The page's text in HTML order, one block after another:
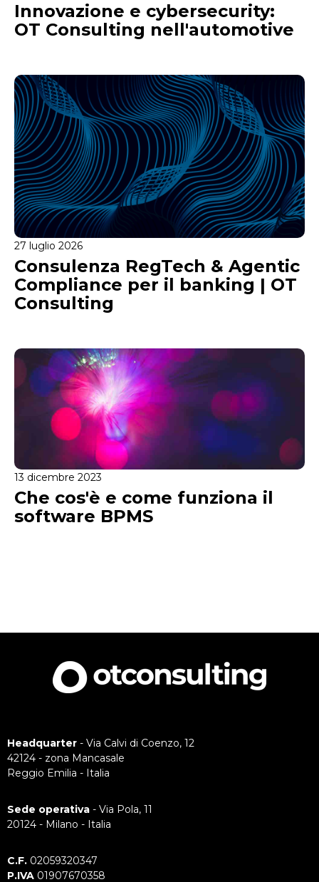
Innovazione e cybersecurity:
OT Consulting nell'automotive
27 luglio 2026
Consulenza RegTech & Agentic
Compliance per il banking | OT
Consulting
13 dicembre 2023
Che cos'è e come funziona il
software BPMS
Headquarter - Via Calvi di Coenzo, 12
42124 - zona Mancasale
Reggio Emilia - Italia
Sede operativa - Via Pola, 11
20124 - Milano - Italia
C.F. 02059320347
P.IVA 01907670358